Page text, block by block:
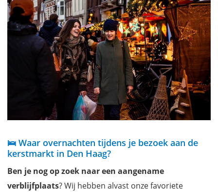
🛌 Waar overnachten tijdens je bezoek aan de
kerstmarkt in Den Haag?
Ben je nog op zoek naar een aangename
verblijfplaats? Wij hebben alvast onze favoriete